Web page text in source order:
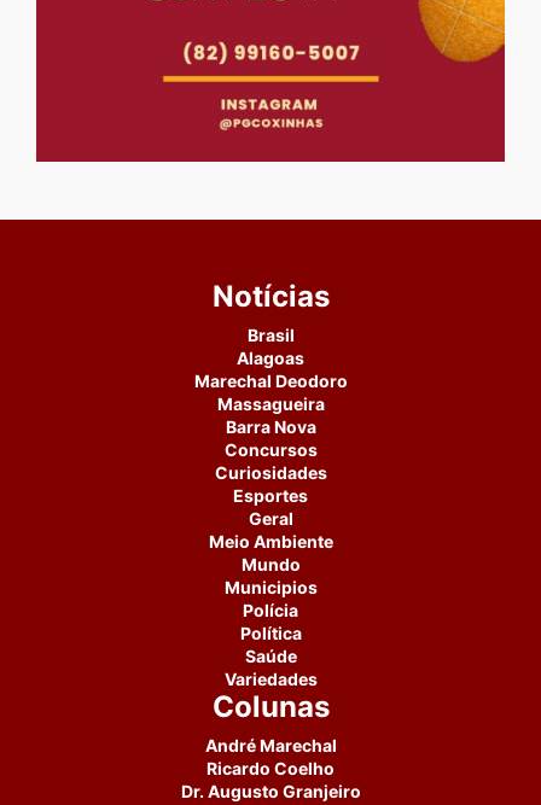
Notícias
Brasil
Alagoas
Marechal Deodoro
Massagueira
Barra Nova
Concursos
Curiosidades
Esportes
Geral
Meio Ambiente
Mundo
Municipios
Polícia
Política
Saúde
Variedades
Colunas
André Marechal
Ricardo Coelho
Dr. Augusto Granjeiro